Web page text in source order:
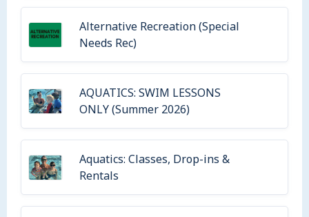
Alternative Recreation (Special
Needs Rec)
AQUATICS: SWIM LESSONS
ONLY (Summer 2026)
Aquatics: Classes, Drop-ins &
Rentals